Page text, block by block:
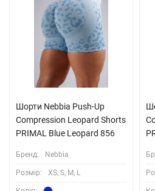
Шорти Nebbia Push-Up
Compression Leopard Shorts
PRIMAL Blue Leopard 856
Бренд: Nebbia
Розмiр: XS, S, M, L